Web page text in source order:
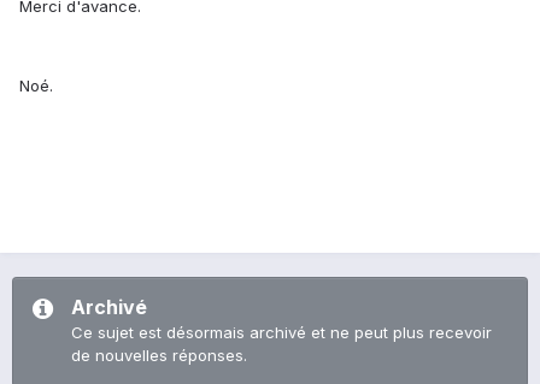
Merci d'avance.
Noé.
Archivé
Ce sujet est désormais archivé et ne peut plus recevoir
de nouvelles réponses.